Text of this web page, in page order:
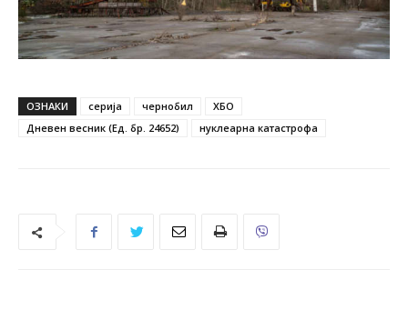
ОЗНАКИ серија чернобил
ХБО
Дневен весник (Ед. бр. 24652)
нуклеарна катастрофа